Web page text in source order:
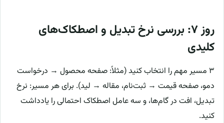
روز ۷: بررسی نرخ تبدیل و اصطکاک‌های
کلیدی
۳ مسیر مهم را انتخاب کنید (مثلاً: صفحه محصول → درخواست
دمو، صفحه قیمت → ثبت‌نام، مقاله → لید). برای هر مسیر: نرخ
تبدیل، افت در گام‌ها، و سه عامل اصطکاک احتمالی را یادداشت
کنید.